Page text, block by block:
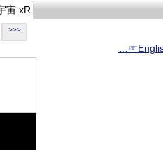
宙 xR
>>>